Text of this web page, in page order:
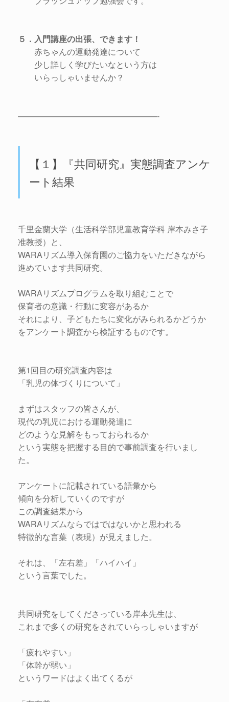
５．入門講座の出張、できます！
赤ちゃんの運動発達について
少し詳しく学びたいなという方は
いらっしゃいませんか？
—————————————————-
【１】『共同研究』実態調査アンケ
ート結果
千里金蘭大学（生活科学部児童教育学科 岸本みさ子
准教授）と、
WARAリズム導入保育園のご協力をいただきながら
進めています共同研究。
WARAリズムプログラムを取り組むことで
保育者の意識・行動に変容があるか
それにより、子どもたちに変化がみられるかどうか
をアンケート調査から検証するものです。
第1回目の研究調査内容は
「乳児の体づくりについて」
まずはスタッフの皆さんが、
現代の乳児における運動発達に
どのような見解をもっておられるか
という実態を把握する目的で事前調査を行いまし
た。
アンケートに記載されている語彙から
傾向を分析していくのですが
この調査結果から
WARAリズムならではではないかと思われる
特徴的な言葉（表現）が見えました。
それは、「左右差」「ハイハイ」
という言葉でした。
共同研究をしてくださっている岸本先生は、
これまで多くの研究をされていらっしゃいますが
「疲れやすい」
「体幹が弱い」
というワードはよく出てくるが